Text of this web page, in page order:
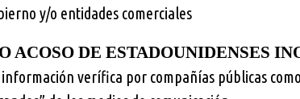
y/o entidades comerciales
ACOSO DE ESTADOUNIDENSES
verífica por compañías públicas